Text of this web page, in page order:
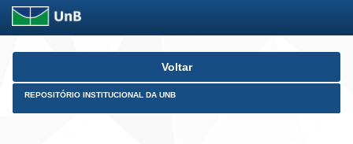
Skip
Voltar
REPOSITÓRIO INSTITUCIONAL DA UNB